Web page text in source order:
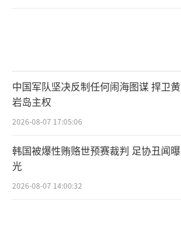
中国军队坚决反制任何闹海图谋 捍卫黄
岩岛主权
2026-08-07 17:05:06
韩国被爆性贿赂世预赛裁判 足协丑闻曝
光
2026-08-07 14:00:32